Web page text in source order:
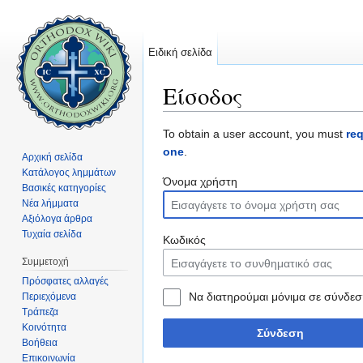
Είσοδος
To obtain a user account, you must
one.
Όνομα χρήστη
Κωδικός
Να διατηρούμαι μόνιμα σε
Σύνδεση
Ειδική σελίδα
Αρχική σελίδα
Κατάλογος λημμάτων
Βασικές κατηγορίες
Νέα λήμματα
Αξιόλογα άρθρα
Τυχαία σελίδα
Συμμετοχή
Πρόσφατες αλλαγές
Περιεχόμενα
Τράπεζα
Κοινότητα
Βοήθεια
Επικοινωνία